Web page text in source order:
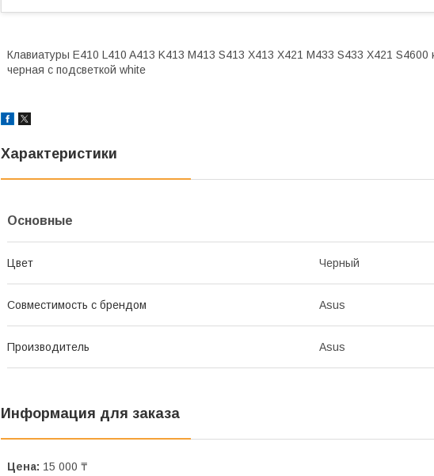
Клавиатуры E410 L410 A413 K413 M413 S413 X413 X421 M433 S433 X421 S4600
черная c подсветкой white
Характеристики
Основные
Цвет Черный
Совместимость с брендом Asus
Производитель Asus
Информация для заказа
Цена: 15 000 ₸